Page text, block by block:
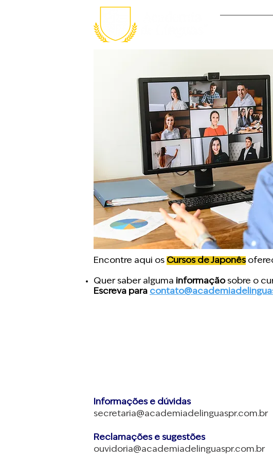
Encontre aqui os Cursos de Japonês
Quer saber alguma informaçãosobre o
Escreva para
Informações e dúvidas
secretaria@academiadelinguaspr.com.br
Reclamações e sugestões
ouvidoria@academiadelinguaspr.com.br